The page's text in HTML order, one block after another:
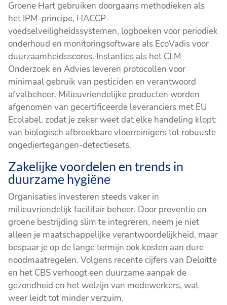
Groene Hart gebruiken doorgaans methodieken als
het IPM-principe, HACCP-
voedselveiligheidssystemen, logboeken voor periodiek
onderhoud en monitoringsoftware als EcoVadis voor
duurzaamheidsscores. Instanties als het CLM
Onderzoek en Advies leveren protocollen voor
minimaal gebruik van pesticiden en verantwoord
afvalbeheer. Milieuvriendelijke producten worden
afgenomen van gecertificeerde leveranciers met EU
Ecolabel, zodat je zeker weet dat elke handeling klopt:
van biologisch afbreekbare vloerreinigers tot robuuste
ongediertegangen-detectiesets.
Zakelijke voordelen en trends in
duurzame hygiëne
Organisaties investeren steeds vaker in
milieuvriendelijk facilitair beheer. Door preventie en
groene bestrijding slim te integreren, neem je niet
alleen je maatschappelijke verantwoordelijkheid, maar
bespaar je op de lange termijn ook kosten aan dure
noodmaatregelen. Volgens recente cijfers van Deloitte
en het CBS verhoogt een duurzame aanpak de
gezondheid en het welzijn van medewerkers, wat
weer leidt tot minder verzuim.